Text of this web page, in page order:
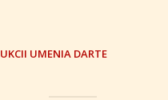
UMENIA DARTE